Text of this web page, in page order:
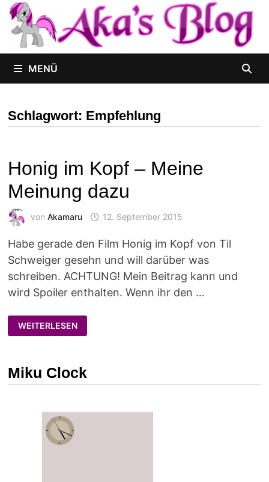
Zum
Inhalt
springen
MENÜ
Schlagwort: Empfehlung
Honig im Kopf – Meine
Meinung dazu
von Akamaru 12. September 2015
Habe gerade den Film Honig im Kopf von Til
Schweiger gesehn und will darüber was
schreiben. ACHTUNG! Mein Beitrag kann und
wird Spoiler enthalten. Wenn ihr den …
HONIG
IM
KOPF
DAZU
WEITERLESEN
Miku Clock